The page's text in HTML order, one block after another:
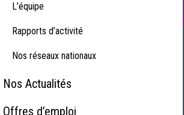
L’équipe
Rapports d’activité
Nos réseaux nationaux
Nos Actualités
Offres d’emploi